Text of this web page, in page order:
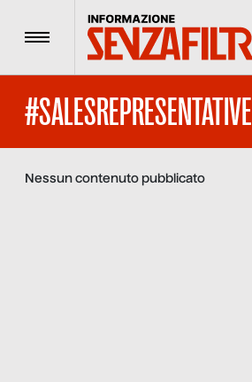
Menu
#SALESREPRESENTATIVE
Nessun contenuto pubblicato